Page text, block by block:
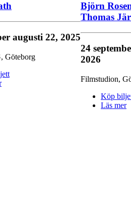
augusti 22, 2025
,Göteborg
Björn
Thomas
24
2026
Filmstudion,
Köp
Läs mer